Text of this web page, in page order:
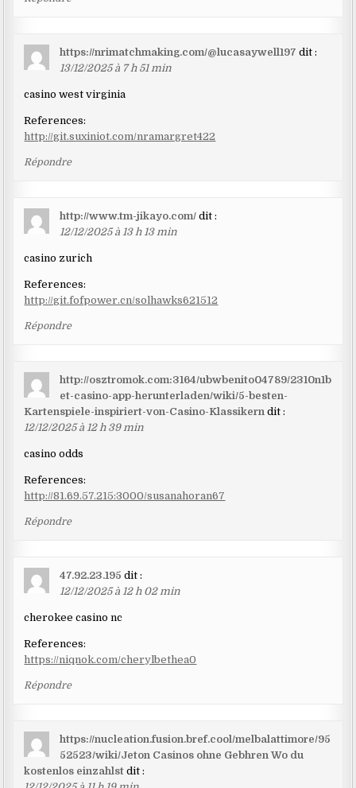
https://nrimatchmaking.com/@lucasaywell197 dit :
13/12/2025 à 7 h 51 min
casino west virginia
References:
http://git.suxiniot.com/nramargret422
Répondre
http://www.tm-jikayo.com/ dit :
12/12/2025 à 13 h 13 min
casino zurich
References:
http://git.fofpower.cn/solhawks621512
Répondre
http://osztromok.com:3164/ubwbenito04789/2310n1b
et-casino-app-herunterladen/wiki/5-besten-
Kartenspiele-inspiriert-von-Casino-Klassikern dit :
12/12/2025 à 12 h 39 min
casino odds
References:
http://81.69.57.215:3000/susanahoran67
Répondre
47.92.23.195 dit :
12/12/2025 à 12 h 02 min
cherokee casino nc
References:
https://niqnok.com/cherylbethea0
Répondre
https://nucleation.fusion.bref.cool/melbalattimore/95
52523/wiki/Jeton Casinos ohne Gebhren Wo du
kostenlos einzahlst dit :